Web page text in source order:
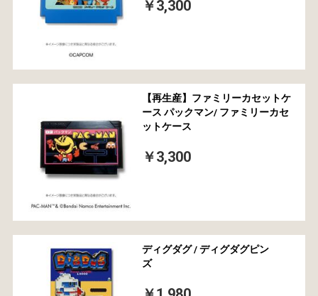
￥3,300
【再生産】ファミリーカセットケ
ース パックマン/ ファミリーカセ
ットケース
￥3,300
ディグダグ / ディグダグピン
ズ